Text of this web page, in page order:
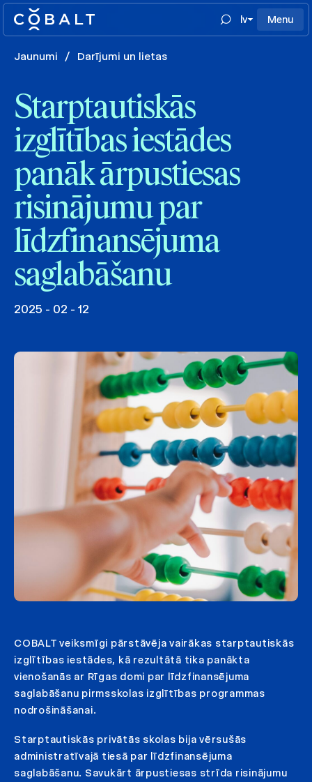
lv Menu
Jaunumi / Darījumi un lietas
Starptautiskās
izglītības iestādes
panāk ārpustiesas
risinājumu par
līdzfinansējuma
saglabāšanu
2025 - 02 - 12
COBALT veiksmīgi pārstāvēja vairākas starptautiskās
izglītības iestādes, kā rezultātā tika panākta
vienošanās ar Rīgas domi par līdzfinansējuma
saglabāšanu pirmsskolas izglītības programmas
nodrošināšanai.
Starptautiskās privātās skolas bija vērsušās
administratīvajā tiesā par līdzfinansējuma
saglabāšanu. Savukārt ārpustiesas strīda risinājumu